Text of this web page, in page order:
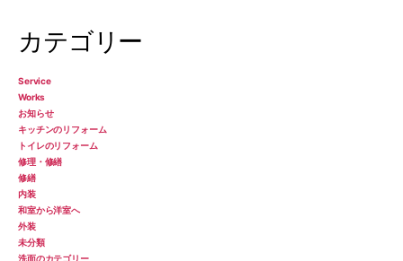
カテゴリー
Service
Works
お知らせ
キッチンのリフォーム
トイレのリフォーム
修理・修繕
修繕
内装
和室から洋室へ
外装
未分類
洗面のカテゴリー